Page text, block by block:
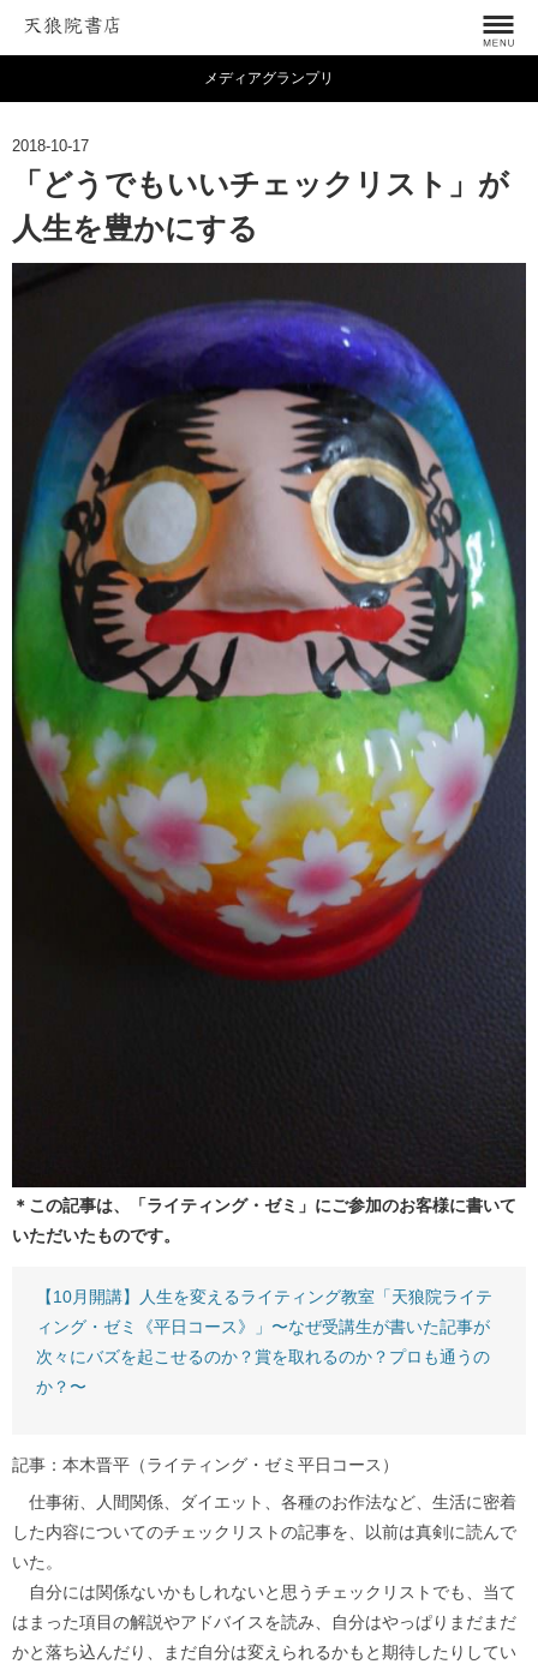
メディアグランプリ
2018-10-17
「どうでもいいチェックリスト」が
人生を豊かにする
＊この記事は、「ライティング・ゼミ」にご参加のお客様に書いて
いただいたものです。
【10月開講】人生を変えるライティング教室「天狼院ライテ
ィング・ゼミ《平日コース》」〜なぜ受講生が書いた記事が
次々にバズを起こせるのか？賞を取れるのか？プロも通うの
か？〜
記事：本木晋平（ライティング・ゼミ平日コース）
仕事術、人間関係、ダイエット、各種のお作法など、生活に密着
した内容についてのチェックリストの記事を、以前は真剣に読んで
いた。
自分には関係ないかもしれないと思うチェックリストでも、当て
はまった項目の解説やアドバイスを読み、自分はやっぱりまだまだ
かと落ち込んだり、まだ自分は変えられるかもと期待したりしてい